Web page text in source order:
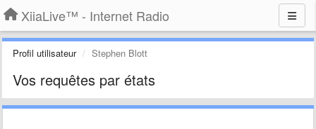
XiiaLive™ - Internet Radio
Profil utilisateur Stephen Blott
Vos requêtes par états